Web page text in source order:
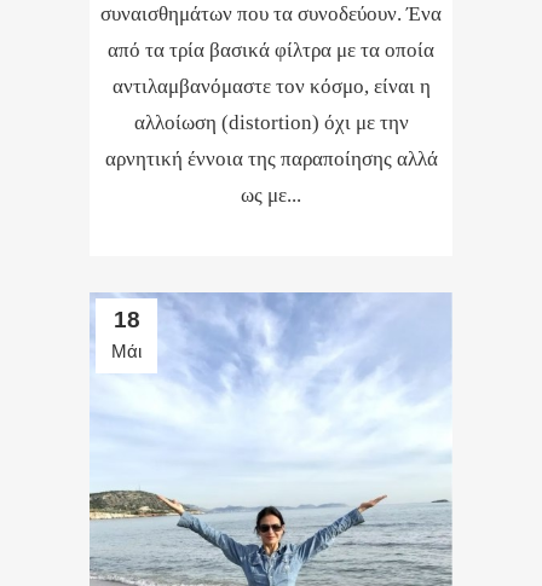
συναισθημάτων που τα συνοδεύουν. Ένα
από τα τρία βασικά φίλτρα με τα οποία
αντιλαμβανόμαστε τον κόσμο, είναι η
αλλοίωση (distortion) όχι με την
αρνητική έννοια της παραποίησης αλλά
ως με...
18
Μάι